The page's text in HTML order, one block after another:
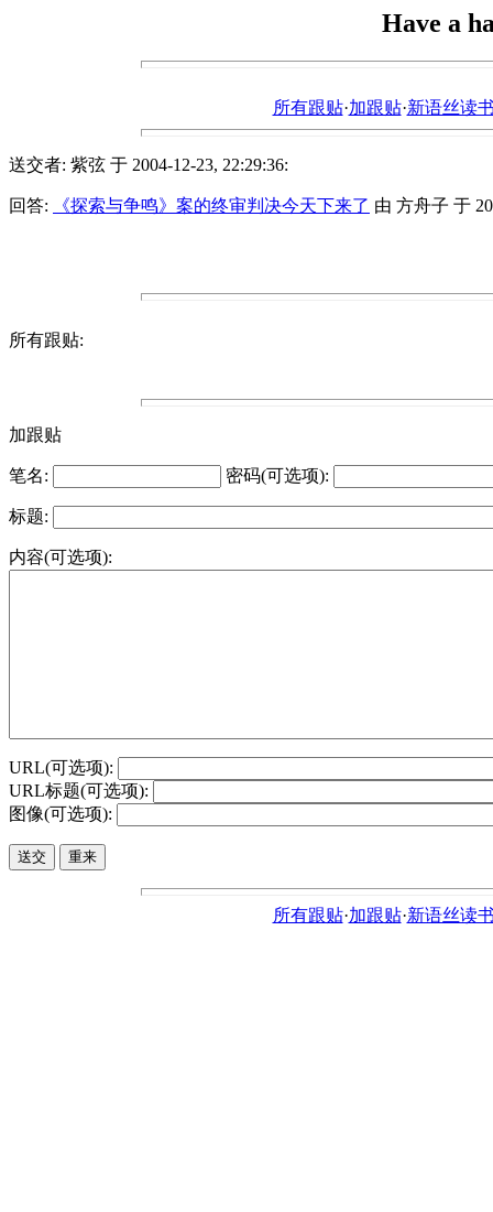
Have a
所有跟贴·加跟贴·新语丝读
送交者: 紫弦 于 2004-12-23, 22:29:36:
回答: 《探索与争鸣》案的终审判决今天下来了 由 方舟子 于
所有跟贴:
加跟贴
笔名: 密码(可选项):
标题:
内容(可选项):
URL(可选项):
URL标题(可选项):
图像(可选项):
所有跟贴·加跟贴·新语丝读